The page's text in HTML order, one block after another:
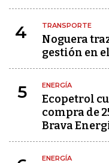
4 TRANSPORTE
Noguera
gestión en
5 ENERGÍA
Ecopetrol
compra de
Brava
ENERGÍA